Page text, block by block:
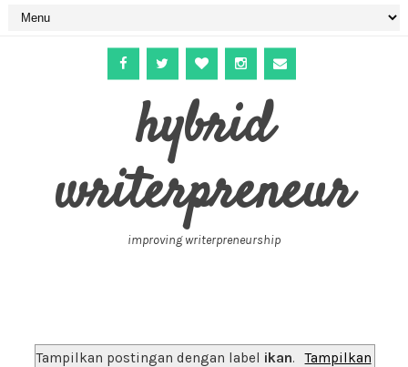
hybrid
writerpreneur
improving writerpreneurship
Tampilkan postingan dengan label ikan.
Tampilkan